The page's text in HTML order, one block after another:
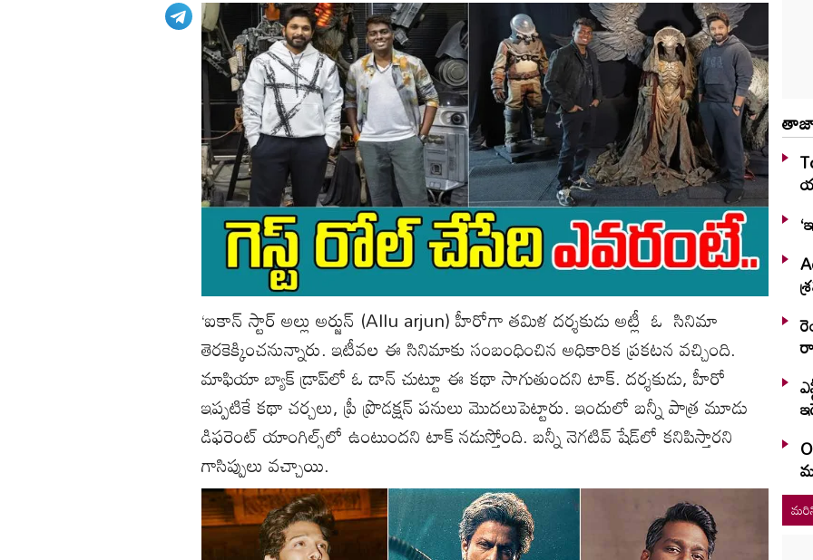
‘ఐకాన్‌ స్టార్‌ అల్లు అర్జున్‌ (Allu arjun) హీరోగా తమిళ దర్శకుడు అట్లీ ఓ సినిమా
తెరకెక్కించనున్నారు. ఇటీవల ఈ సినిమాకు సంబంధించిన అధికారిక ప్రకటన వచ్చింది.
మాఫియా బ్యాక్‌ డ్రాప్‌లో ఓ డాన్‌ చుట్టూ ఈ కథా సాగుతుందని టాక్‌. దర్శకుడు, హీరో
ఇప్పటికే కథా చర్చలు, ప్రీ ప్రొడక్షన్‌ పనులు మొదలుపెట్టారు. ఇందులో బన్నీ పాత్ర మూడు
డిఫరెంట్‌ యాంగిల్స్‌లో ఉంటుందని టాక్‌ నడుస్తోంది. బన్నీ నెగటివ్‌ షేడ్‌లో కనిపిస్తారని
గాసిప్పులు వచ్చాయి.
తాజా